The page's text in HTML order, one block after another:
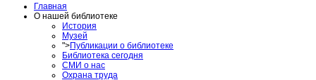
Главная
О нашей библиотеке
История
Музей
">Публикации о библиотеке
Библиотека сегодня
СМИ о нас
Охрана труда